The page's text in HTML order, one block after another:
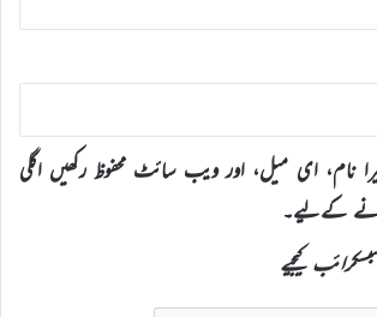
نام، ای میل، اور ویب سائٹ محفوظ رکھیں اگلی
کےلیے۔
کیجیے